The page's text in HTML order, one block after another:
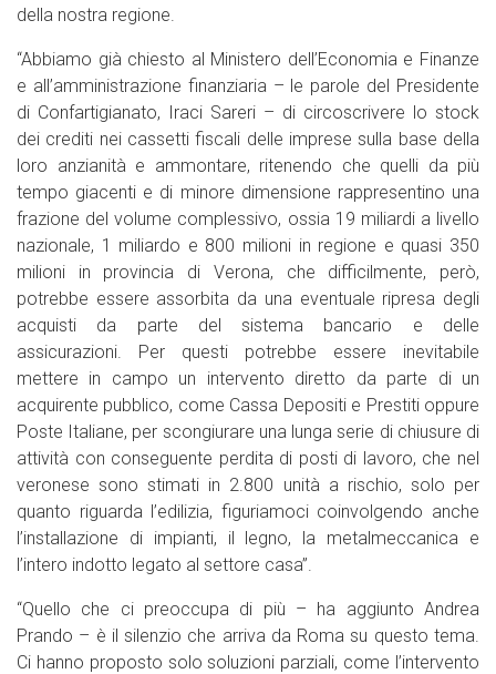
della nostra regione.
“Abbiamo già chiesto al Ministero dell’Economia e Finanze
e all’amministrazione finanziaria – le parole del Presidente
di Confartigianato, Iraci Sareri – di circoscrivere lo stock
dei crediti nei cassetti fiscali delle imprese sulla base della
loro anzianità e ammontare, ritenendo che quelli da più
tempo giacenti e di minore dimensione rappresentino una
frazione del volume complessivo, ossia 19 miliardi a livello
nazionale, 1 miliardo e 800 milioni in regione e quasi 350
milioni in provincia di Verona, che difficilmente, però,
potrebbe essere assorbita da una eventuale ripresa degli
acquisti da parte del sistema bancario e delle
assicurazioni. Per questi potrebbe essere inevitabile
mettere in campo un intervento diretto da parte di un
acquirente pubblico, come Cassa Depositi e Prestiti oppure
Poste Italiane, per scongiurare una lunga serie di chiusure di
attività con conseguente perdita di posti di lavoro, che nel
veronese sono stimati in 2.800 unità a rischio, solo per
quanto riguarda l’edilizia, figuriamoci coinvolgendo anche
l’installazione di impianti, il legno, la metalmeccanica e
l’intero indotto legato al settore casa”.
“Quello che ci preoccupa di più – ha aggiunto Andrea
Prando – è il silenzio che arriva da Roma su questo tema.
Ci hanno proposto solo soluzioni parziali, come l’intervento